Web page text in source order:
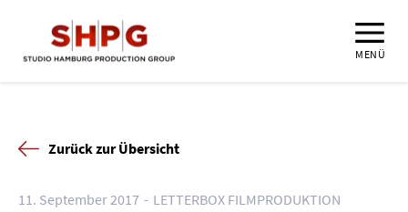
MENÜ
Zurück zur Übersicht
11. September 2017 LETTERBOX FILMPRODUKTION